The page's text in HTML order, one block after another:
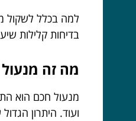
למה בכלל לשקול
בדיחות קלילות
מה זה
מנעול חכם הוא
ועוד. היתרון